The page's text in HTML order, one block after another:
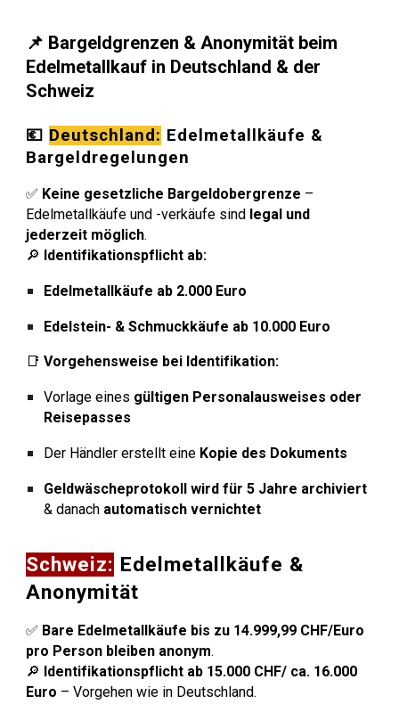
📌 Bargeldgrenzen & Anonymität beim
Edelmetallkauf in Deutschland & der
Schweiz
💶 Deutschland: Edelmetallkäufe &
Bargeldregelungen
✅ Keine gesetzliche Bargeldobergrenze –
Edelmetallkäufe und -verkäufe sind legal und
jederzeit möglich.
🔎 Identifikationspflicht ab:
Edelmetallkäufe ab 2.000 Euro
Edelstein- & Schmuckkäufe ab 10.000 Euro
📑Vorgehensweise bei Identifikation:
Vorlage eines gültigen Personalausweises oder
Reisepasses
Der Händler erstellt eine Kopie des Dokuments
Geldwäscheprotokoll wird für 5 Jahre archiviert
& danach automatisch vernichtet
Schweiz: Edelmetallkäufe &
Anonymität
✅ Bare Edelmetallkäufe bis zu 14.999,99 CHF/Euro
pro Person bleiben anonym.
🔎 Identifikationspflicht ab 15.000 CHF/ ca. 16.000
Euro – Vorgehen wie in Deutschland.